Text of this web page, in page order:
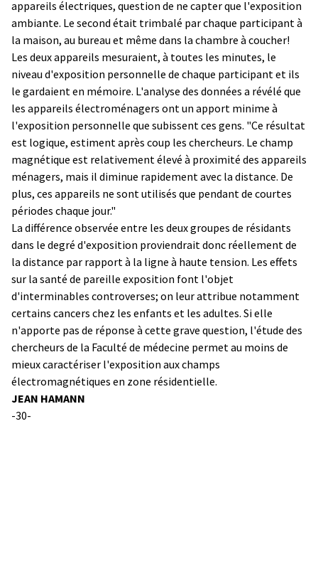
appareils électriques, question de ne capter que l'exposition
ambiante. Le second était trimbalé par chaque participant à
la maison, au bureau et même dans la chambre à coucher!
Les deux appareils mesuraient, à toutes les minutes, le
niveau d'exposition personnelle de chaque participant et ils
le gardaient en mémoire. L'analyse des données a révélé que
les appareils électroménagers ont un apport minime à
l'exposition personnelle que subissent ces gens. "Ce résultat
est logique, estiment après coup les chercheurs. Le champ
magnétique est relativement élevé à proximité des appareils
ménagers, mais il diminue rapidement avec la distance. De
plus, ces appareils ne sont utilisés que pendant de courtes
périodes chaque jour."
La différence observée entre les deux groupes de résidants
dans le degré d'exposition proviendrait donc réellement de
la distance par rapport à la ligne à haute tension. Les effets
sur la santé de pareille exposition font l'objet
d'interminables controverses; on leur attribue notamment
certains cancers chez les enfants et les adultes. Si elle
n'apporte pas de réponse à cette grave question, l'étude des
chercheurs de la Faculté de médecine permet au moins de
mieux caractériser l'exposition aux champs
électromagnétiques en zone résidentielle.
JEAN HAMANN
-30-